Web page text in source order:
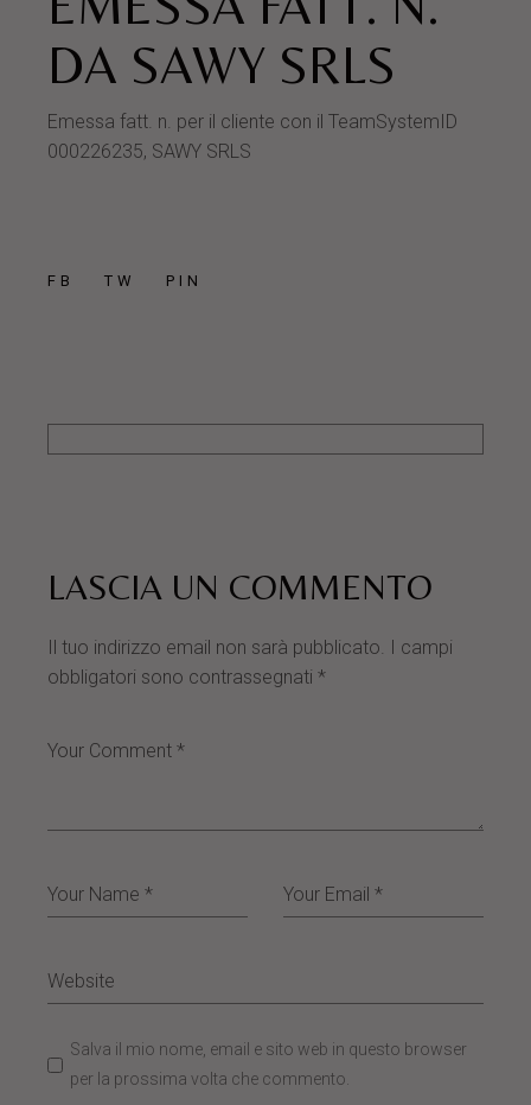
DA SAWY SRLS
Emessa fatt. n. per il cliente con il TeamSystemID
000226235, SAWY SRLS
FB TW PIN
LASCIA UN COMMENTO
Il tuo indirizzo email non sarà pubblicato. I campi
obbligatori sono contrassegnati*
Salva il mio nome, email e sito web in questo browser
per la prossima volta che commento.